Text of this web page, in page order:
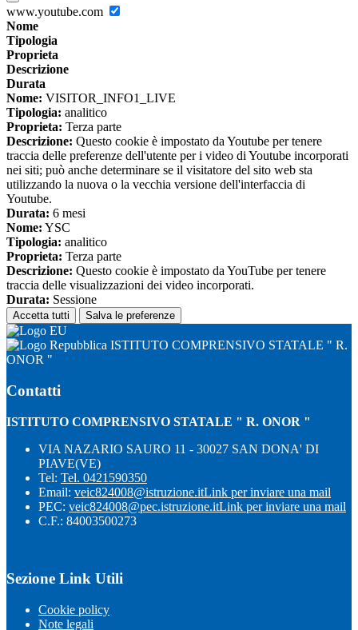
www.youtube.com
Nome
Tipologia
Proprieta
Descrizione
Durata
Nome: VISITOR_INFO1_LIVE
Tipologia: analitico
Proprieta: Terza parte
Descrizione: Questo cookie è impostato da Youtube per tenere
traccia delle preferenze dell'utente per i video di Youtube incorporati
nei siti; può anche determinare se il visitatore del sito web sta
utilizzando la nuova o la vecchia versione dell'interfaccia di
Youtube.
Durata: 6 mesi
Nome: YSC
Tipologia: analitico
Proprieta: Terza parte
Descrizione: Questo cookie è impostato da YouTube per tenere
traccia delle visualizzazioni dei video incorporati.
Durata: Sessione
Accetta tutti Salva le preferenze
ISTITUTO COMPRENSIVO STATALE " R.
ONOR "
Contatti
ISTITUTO COMPRENSIVO STATALE " R. ONOR "
VIA NAZARIO SAURO 11 - 30027 SAN DONA' DI
PIAVE(VE)
Tel: Tel. 0421590350
Email: veic824008@istruzione.itLink per inviare una mail
PEC: veic824008@pec.istruzione.itLink per inviare una mail
C.F.: 84003500273
Sezione Link Utili
Cookie policy
Note legali